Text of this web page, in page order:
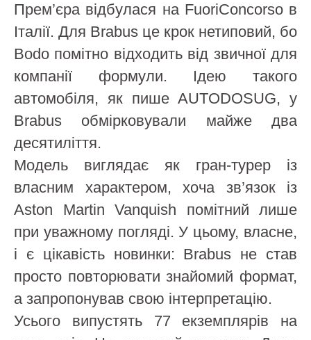
Прем’єра відбулася на FuoriConcorso в
Італії. Для Brabus це крок нетиповий, бо
Bodo помітно відходить від звичної для
компанії формули. Ідею такого
автомобіля, як пише AUTODOSUG, у
Brabus обмірковували майже два
десятиліття.
Модель виглядає як гран-турер із
власним характером, хоча зв’язок із
Aston Martin Vanquish помітний лише
при уважному погляді. У цьому, власне,
і є цікавість новинки: Brabus не став
просто повторювати знайомий формат,
а запропонував свою інтерпретацію.
Усього випустять 77 екземплярів на